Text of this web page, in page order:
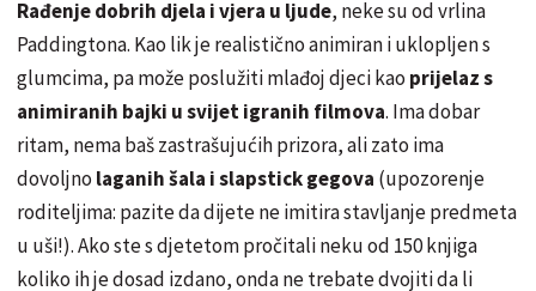
Rađenje dobrih djela i vjera u ljude, neke su od vrlina
Paddingtona. Kao lik je realistično animiran i uklopljen s
glumcima, pa može poslužiti mlađoj djeci kao prijelaz s
animiranih bajki u svijet igranih filmova. Ima dobar
ritam, nema baš zastrašujućih prizora, ali zato ima
dovoljno laganih šala i slapstick gegova (upozorenje
roditeljima: pazite da dijete ne imitira stavljanje predmeta
u uši!). Ako ste s djetetom pročitali neku od 150 knjiga
koliko ih je dosad izdano, onda ne trebate dvojiti da li